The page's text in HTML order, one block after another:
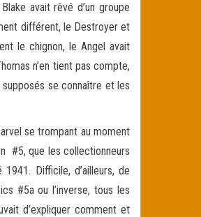
avait rêvé d’un groupe
différent, le Destroyer et
le chignon, le Angel avait
n’en tient pas compte,
se connaître et les
se trompant au moment
#5, que les collectionneurs
Difficile, d’ailleurs, de
#5a ou l’inverse, tous les
d’expliquer comment et